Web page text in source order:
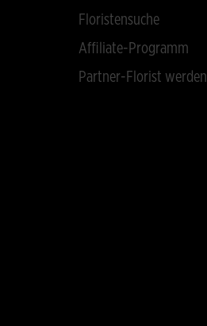
Floristensuche
Affiliate-Programm
Partner-Florist werden